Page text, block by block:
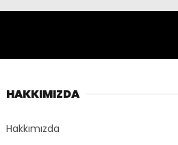
HAKKIMIZDA
Hakkımızda